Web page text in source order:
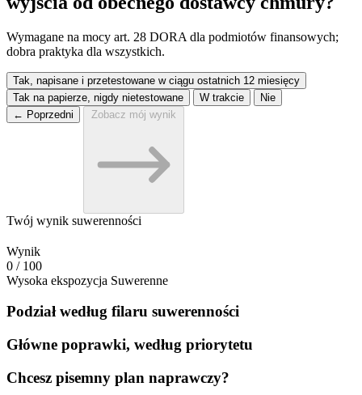
Wymagane na mocy art. 28 DORA dla podmiotów finansowych;
dobra praktyka dla wszystkich.
Tak, napisane i przetestowane w ciągu ostatnich 12 miesięcy
Tak na papierze, nigdy nietestowane
W trakcie
Nie
← Poprzedni
Zobacz mój wynik
Twój wynik suwerenności
Wynik
0 / 100
Wysoka ekspozycja Suwerenne
Podział według filaru suwerenności
Główne poprawki, według priorytetu
Chcesz pisemny plan naprawczy?